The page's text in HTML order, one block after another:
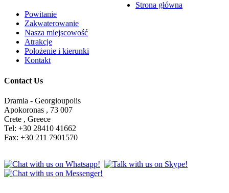
Strona główna
Powitanie
Zakwaterowanie
Nasza miejscowość
Atrakcje
Położenie i kierunki
Kontakt
Contact Us
Dramia - Georgioupolis
Apokoronas , 73 007
Crete , Greece
Tel: +30 28410 41662
Fax: +30 211 7901570